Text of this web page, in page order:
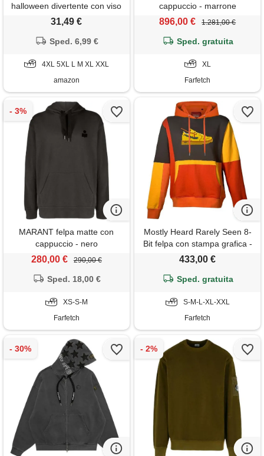
halloween divertente con viso
di zucca spettrale maglione
pullover camicie costumi per
31,49 €
Sped. 6,99 €
4XL 5XL L M XL XXL
amazon
cappuccio - marrone
896,00 € 1.281,00 €
Sped. gratuita
XL
Farfetch
MARANT felpa matte con
cappuccio - nero
280,00 € 290,00 €
Sped. 18,00 €
XS-S-M
Farfetch
Mostly Heard Rarely Seen 8-
Bit felpa con stampa grafica -
arancione
433,00 €
Sped. gratuita
S-M-L-XL-XXL
Farfetch